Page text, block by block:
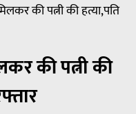
की पत्नी की हत्या,पति
की पत्नी की